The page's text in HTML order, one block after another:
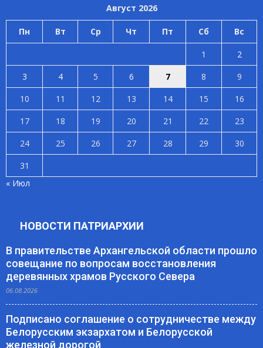
Август 2026
Пн Вт Ср Чт Пт Сб Вс
1
2
3
4 5 6 7 8
9
10
11 12 13 14 15
16
17
18 19 20 21 22
23
24
25 26 27 28 29
30
31
« Июл
НОВОСТИ ПАТРИАРХИИ
В правительстве Архангельской области прошло
совещание по вопросам восстановления
деревянных храмов Русского Севера
06.08.2026
Подписано соглашение о сотрудничестве между
Белорусским экзархатом и Белорусской
железной дорогой